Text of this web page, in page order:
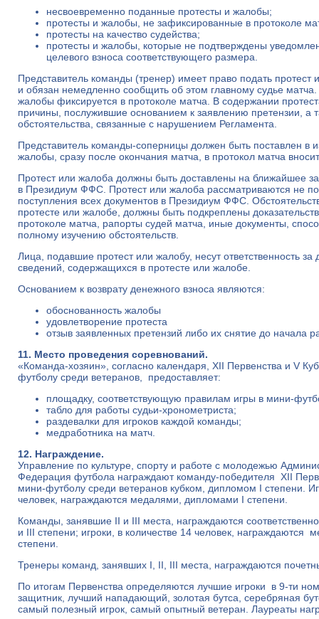
несвоевременно поданные протесты и жалобы;
протесты и жалобы, не зафиксированные в протоколе
протесты на качество судейства;
протесты и жалобы, которые не подтверждены
целевого взноса соответствующего размера.
Представитель команды (тренер) имеет право подать
и обязан немедленно сообщить об этом главному судье
жалобы фиксируется в протоколе матча. В содержании
причины, послужившие основанием к заявлению претензии, а
обстоятельства, связанные с нарушением Регламента.
Представитель команды-соперницы должен быть поставлен в
жалобы, сразу после окончания матча, в протокол матча
Протест или жалоба должны быть доставлены на ближайшее
в Президиум ФФС. Протест или жалоба рассматриваются не
поступления всех документов в Президиум ФФС.
протесте или жалобе, должны быть подкреплены
протоколе матча, рапорты судей матча, иные документы,
полному изучению обстоятельств.
Лица, подавшие протест или жалобу, несут ответственность за
сведений, содержащихся в протесте или жалобе.
Основанием к возврату денежного взноса являются:
обоснованность жалобы
удовлетворение протеста
отзыв заявленных претензий либо их снятие до
11. Место проведения соревнований.
«Команда-хозяин», согласно календаря, XII Первенства и V
футболу среди ветеранов, предоставляет:
площадку, соответствующую правилам игры в мини-
табло для работы судьи-хронометриста;
раздевалки для игроков каждой команды;
медработника на матч.
12. Награждение.
Управление по культуре, спорту и работе с молодежью
Федерация футбола награждают команду-победителя XII
мини-футболу среди ветеранов кубком, дипломом I степени.
человек, награждаются медалями, дипломами I степени.
Команды, занявшие II и III места, награждаются
и III степени; игроки, в количестве 14 человек,
степени.
Тренеры команд, занявших I, II, III места, награждаются
По итогам Первенства определяются лучшие игроки в 9-ти
защитник, лучший нападающий, золотая бутса, серебряная
самый полезный игрок, самый опытный ветеран. Лауреаты